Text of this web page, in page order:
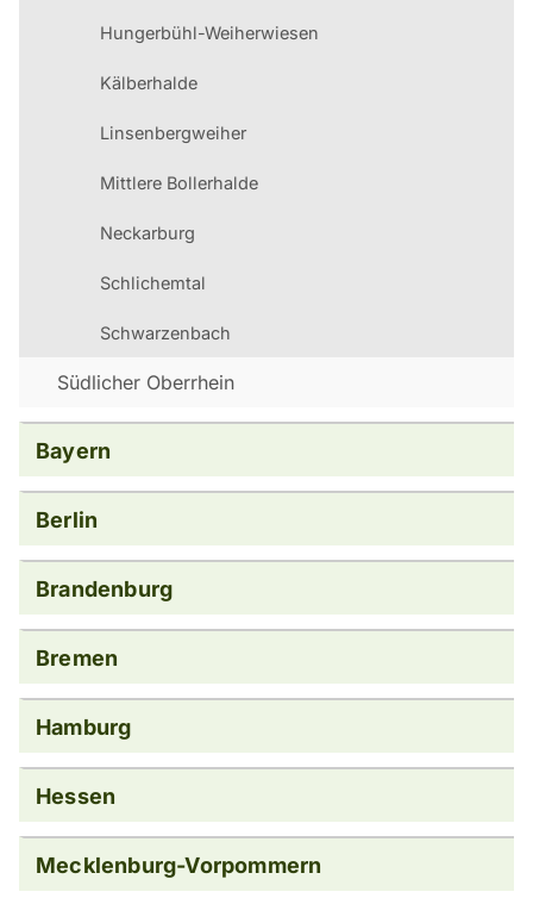
Hungerbühl-Weiherwiesen
Kälberhalde
Linsenbergweiher
Mittlere Bollerhalde
Neckarburg
Schlichemtal
Schwarzenbach
Südlicher Oberrhein
Bayern
Berlin
Brandenburg
Bremen
Hamburg
Hessen
Mecklenburg-Vorpommern